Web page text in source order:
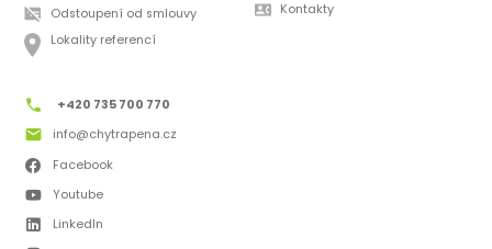
Odstoupení od smlouvy
Lokality referencí
Kontakty
+420 735 700 770
info@chytrapena.cz
Facebook
Youtube
LinkedIn